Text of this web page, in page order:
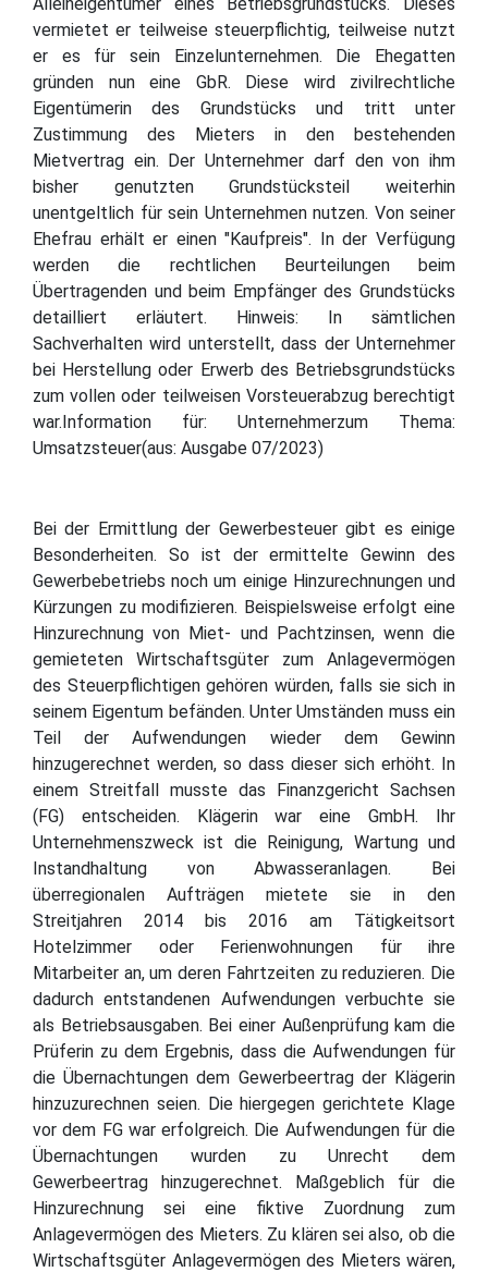
vermietet er teilweise steuerpflichtig, teilweise nutzt
er es für sein Einzelunternehmen. Die Ehegatten
gründen nun eine GbR. Diese wird zivilrechtliche
Eigentümerin des Grundstücks und tritt unter
Zustimmung des Mieters in den bestehenden
Mietvertrag ein. Der Unternehmer darf den von ihm
bisher genutzten Grundstücksteil weiterhin
unentgeltlich für sein Unternehmen nutzen. Von seiner
Ehefrau erhält er einen "Kaufpreis". In der Verfügung
werden die rechtlichen Beurteilungen beim
Übertragenden und beim Empfänger des Grundstücks
detailliert erläutert. Hinweis: In sämtlichen
Sachverhalten wird unterstellt, dass der Unternehmer
bei Herstellung oder Erwerb des Betriebsgrundstücks
zum vollen oder teilweisen Vorsteuerabzug berechtigt
war.Information für: Unternehmerzum Thema:
Umsatzsteuer(aus: Ausgabe 07/2023)
Bei der Ermittlung der Gewerbesteuer gibt es einige
Besonderheiten. So ist der ermittelte Gewinn des
Gewerbebetriebs noch um einige Hinzurechnungen und
Kürzungen zu modifizieren. Beispielsweise erfolgt eine
Hinzurechnung von Miet- und Pachtzinsen, wenn die
gemieteten Wirtschaftsgüter zum Anlagevermögen
des Steuerpflichtigen gehören würden, falls sie sich in
seinem Eigentum befänden. Unter Umständen muss ein
Teil der Aufwendungen wieder dem Gewinn
hinzugerechnet werden, so dass dieser sich erhöht. In
einem Streitfall musste das Finanzgericht Sachsen
(FG) entscheiden. Klägerin war eine GmbH. Ihr
Unternehmenszweck ist die Reinigung, Wartung und
Instandhaltung von Abwasseranlagen. Bei
überregionalen Aufträgen mietete sie in den
Streitjahren 2014 bis 2016 am Tätigkeitsort
Hotelzimmer oder Ferienwohnungen für ihre
Mitarbeiter an, um deren Fahrtzeiten zu reduzieren. Die
dadurch entstandenen Aufwendungen verbuchte sie
als Betriebsausgaben. Bei einer Außenprüfung kam die
Prüferin zu dem Ergebnis, dass die Aufwendungen für
die Übernachtungen dem Gewerbeertrag der Klägerin
hinzuzurechnen seien. Die hiergegen gerichtete Klage
vor dem FG war erfolgreich. Die Aufwendungen für die
Übernachtungen wurden zu Unrecht dem
Gewerbeertrag hinzugerechnet. Maßgeblich für die
Hinzurechnung sei eine fiktive Zuordnung zum
Anlagevermögen des Mieters. Zu klären sei also, ob die
Wirtschaftsgüter Anlagevermögen des Mieters wären,